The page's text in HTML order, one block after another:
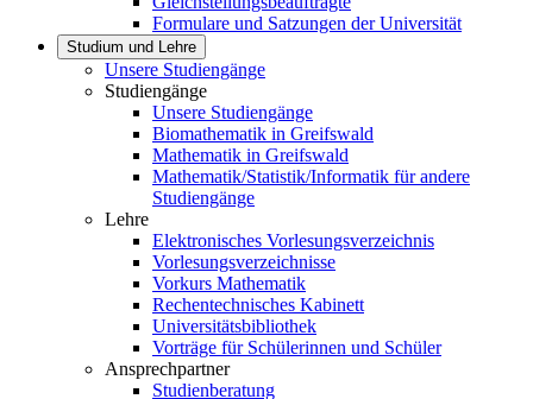
Formulare und Satzungen der Universität
Studium und Lehre
Unsere Studiengänge
Studiengänge
Unsere Studiengänge
Biomathematik in Greifswald
Mathematik in Greifswald
Mathematik/Statistik/Informatik für andere
Studiengänge
Lehre
Elektronisches Vorlesungsverzeichnis
Vorlesungsverzeichnisse
Vorkurs Mathematik
Rechentechnisches Kabinett
Universitätsbibliothek
Vorträge für Schülerinnen und Schüler
Ansprechpartner
Studienberatung